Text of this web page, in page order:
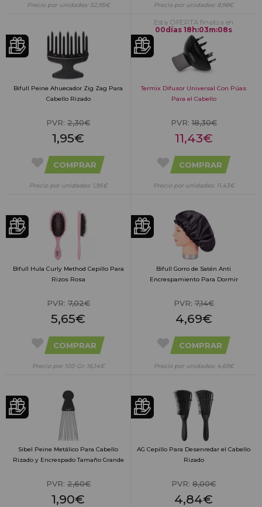
Precio por unidades: 52,95€ Precio por unidades: 8,98€
Bifull Peine Ahuecador Zig Zag Para
Cabello Rizado
PVR: 2,30€
1,95€
COMPRAR
Precio por unidades: 1,95€
Esta OFERTA finaliza en
00días 18 h:03m:07s
Termix Difusor Universal Con Púas
Para el Cabello
PVR:18,30€
11,43€
COMPRAR
Precio por unidades: 11,43€
Bifull Hula Curly Method Cepillo Para
Rizos Rosa
PVR:7,02€
5,65€
COMPRAR
Precio por 100 Gr: 16,14€
Bifull Gorro de Satén Anti
Encrespamiento Para Dormir
PVR:7,14€
4,69€
COMPRAR
Precio por unidades: 4,69€
Sibel Peine Metálico Para Cabello
Rizado y Encrespado Tamaño Grande
PVR:2,60€
1,90€
AG Cepillo Para Desenredar el Cabello
Rizado
PVR: 8,00€
4,84€